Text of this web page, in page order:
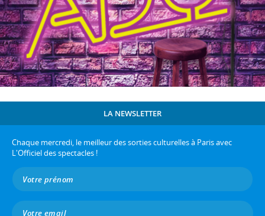
LA NEWSLETTER
Chaque mercredi, le meilleur des sorties culturelles à Paris avec
L'Officiel des spectacles !